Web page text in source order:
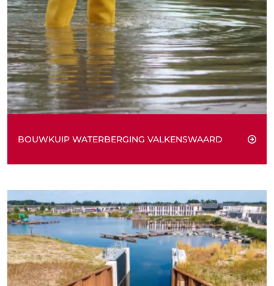
BOUWKUIP WATERBERGING VALKENSWAARD